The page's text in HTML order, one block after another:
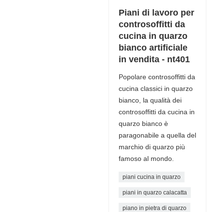
Piani di lavoro per
controsoffitti da
cucina in quarzo
bianco artificiale
in vendita - nt401
Popolare controsoffitti da
cucina classici in quarzo
bianco, la qualità dei
controsoffitti da cucina in
quarzo bianco è
paragonabile a quella del
marchio di quarzo più
famoso al mondo.
piani cucina in quarzo
piani in quarzo calacatta
piano in pietra di quarzo